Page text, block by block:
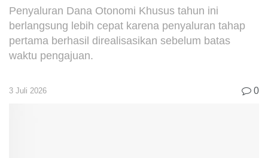
Penyaluran Dana Otonomi Khusus tahun ini
berlangsung lebih cepat karena penyaluran tahap
pertama berhasil direalisasikan sebelum batas
waktu pengajuan.
3 Juli 2026 0